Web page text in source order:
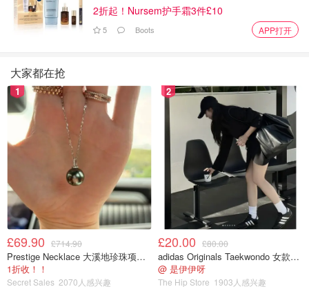
图片来自网友，版权属原作者
2折起！Nursem护手霜3件£10
5 Boots APP打开
大家都在抢
1
£69.90 £714.90
Prestige Necklace 大溪地珍珠项链 10-11mm
1折收！！
Secret Sales 2070人感兴趣
2
£20.00 £80.00
adidas Originals Taekwondo 女款黑色运动鞋
@ 是伊伊呀
The Hip Store 1903人感兴趣